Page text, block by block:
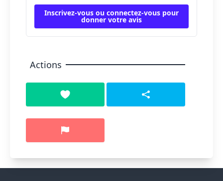
Inscrivez-vous ou connectez-vous pour
donner votre avis
Actions